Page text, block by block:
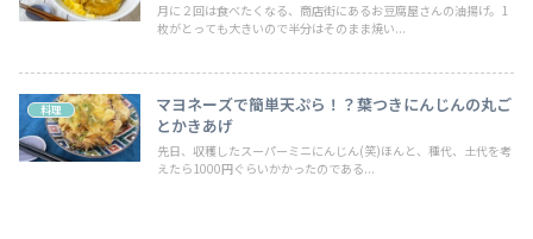
月に２回は食べたくなる、商店街にあるお豆腐屋さんの油揚げ。1
枚がとっても大きいので半分はそのまま焼い...
料理
マヨネーズで簡単天ぷら！？葉つきにんじんの丸ご
とかきあげ
先日、収穫したスーパーミニにんじん(笑)ほんと、種代、土代を考
えたら1000円ぐらいかかったのである...